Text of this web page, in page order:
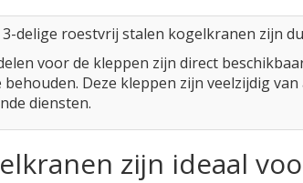
3-delige roestvrij stalen kogelkranen zijn
voor de kleppen zijn direct
Deze kleppen zijn veelzijdig
diensten.
zijn ideaal